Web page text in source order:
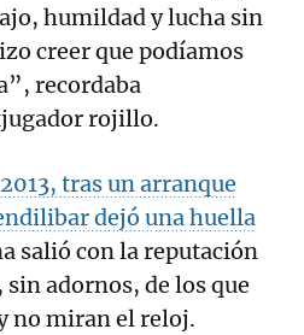
humildad y lucha sin
creer que podíamos
recordaba
rojillo.
tras un arranque
dejó una huella
salió con la reputación
adornos, de los que
no miran el reloj.